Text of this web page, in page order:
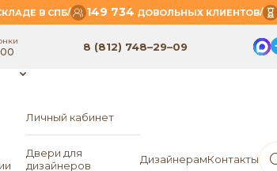
В СПБ/ 149 734 ДОВОЛЬНЫХ КЛИЕНТОВ/
8 (812) 748–29–09
Дизайнерам
Личный кабинет
Двери для
дизайнеров
Контакты